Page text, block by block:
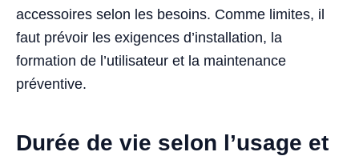
accessoires selon les besoins. Comme limites, il
faut prévoir les exigences d’installation, la
formation de l’utilisateur et la maintenance
préventive.
Durée de vie selon l’usage et